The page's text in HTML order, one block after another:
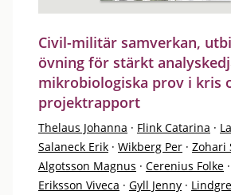
Civil-militär samverkan,
övning för stärkt
mikrobiologiska prov i kris
projektrapport
Thelaus Johanna · Flink Catarina ·
Salaneck Erik · Wikberg Per · Zohari
Algotsson Magnus · Cerenius Folke ·
Eriksson Viveca · Gyll Jenny ·